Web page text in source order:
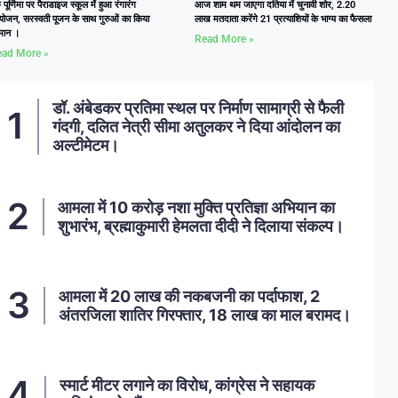
पर पैराडाइज स्कूल में हुआ रंगारंग
सरस्वती पूजन के साथ गुरुओं का किया
।
More »
आज शाम थम जाएगा दतिया में चुनावी शोर, 2.20
लाख मतदाता करेंगे 21 प्रत्याशियों के भाग्य का फैसला
Read More »
डॉ. अंबेडकर प्रतिमा स्थल पर निर्माण सामाग्री से फैली
गंदगी, दलित नेत्री सीमा अतुलकर ने दिया आंदोलन का
अल्टीमेटम।
आमला में 10 करोड़ नशा मुक्ति प्रतिज्ञा अभियान का
शुभारंभ, ब्रह्माकुमारी हेमलता दीदी ने दिलाया संकल्प।
आमला में 20 लाख की नकबजनी का पर्दाफाश, 2
अंतरजिला शातिर गिरफ्तार, 18 लाख का माल बरामद।
स्मार्ट मीटर लगाने का विरोध, कांग्रेस ने सहायक